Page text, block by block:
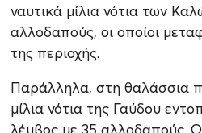
ναυτικά μίλια νότια των
αλλοδαπούς, οι οποίοι
της περιοχής.
Παράλληλα, στη θαλάσσια
μίλια νότια της Γαύδου
λέμβος με 35 αλλοδαπούς.